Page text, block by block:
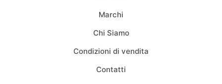
Marchi
Chi Siamo
Condizioni di vendita
Contatti